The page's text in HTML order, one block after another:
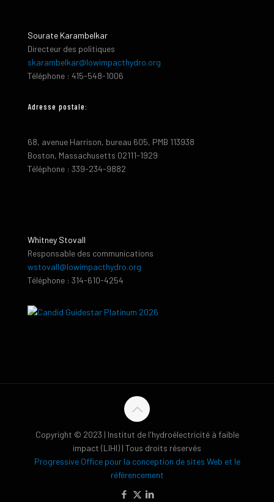
Sourate Karambelkar
Directeur des politiques
skarambelkar@lowimpacthydro.org
Téléphone : 415-548-1006
Adresse postale:
68, avenue Harrison, bureau 605, PMB 113938
Boston, Massachusetts 02111-1929
Téléphone : 339-234-9882
Whitney Stovall
Responsable des communications
wstovall@lowimpacthydro.org
Téléphone : 314-610-4254
Copyright © 2023 | Institut de l'hydroélectricité à faible
impact (LIHI) | Tous droits réservés
Progressive Office pour la conception de sites Web et le
référencement